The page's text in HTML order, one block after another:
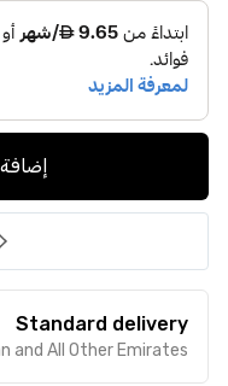
Standard delivery
and All Other Emirates.